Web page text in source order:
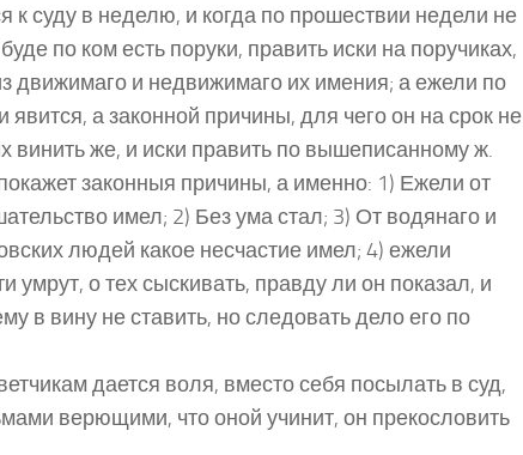
к суду в неделю, и когда по прошествии недели не
по ком есть поруки, править иски на поручиках,
движимаго и недвижимаго их имения; а ежели по
явится, а законной причины, для чего он на срок не
винить же, и иски править по вышеписанному ж.
законныя причины, а именно: 1) Ежели от
имел; 2) Без ума стал; 3) От водянаго и
людей какое несчастие имел; 4) ежели
умрут, о тех сыскивать, правду ли он показал, и
в вину не ставить, но следовать дело его по
дается воля, вместо себя посылать в суд,
верющими, что оной учинит, он прекословить